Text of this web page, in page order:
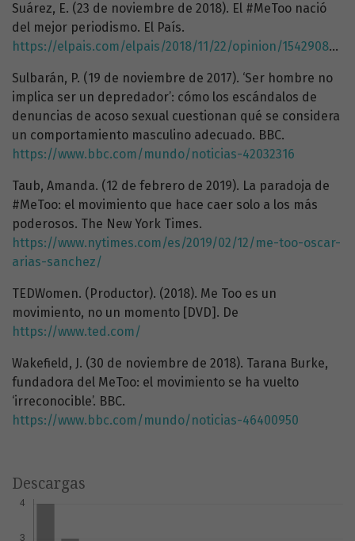
Suárez, E. (23 de noviembre de 2018). El #MeToo nació
del mejor periodismo. El País.
https://elpais.com/elpais/2018/11/22/opinion/1542908749_083853.html
Sulbarán, P. (19 de noviembre de 2017). ‘Ser hombre no
implica ser un depredador’: cómo los escándalos de
denuncias de acoso sexual cuestionan qué se considera
un comportamiento masculino adecuado. BBC.
https://www.bbc.com/mundo/noticias-42032316
Taub, Amanda. (12 de febrero de 2019). La paradoja de
#MeToo: el movimiento que hace caer solo a los más
poderosos. The New York Times.
https://www.nytimes.com/es/2019/02/12/me-too-oscar-
arias-sanchez/
TEDWomen. (Productor). (2018). Me Too es un
movimiento, no un momento [DVD]. De
https://www.ted.com/
Wakefield, J. (30 de noviembre de 2018). Tarana Burke,
fundadora del MeToo: el movimiento se ha vuelto
‘irreconocible’. BBC.
https://www.bbc.com/mundo/noticias-46400950
Descargas